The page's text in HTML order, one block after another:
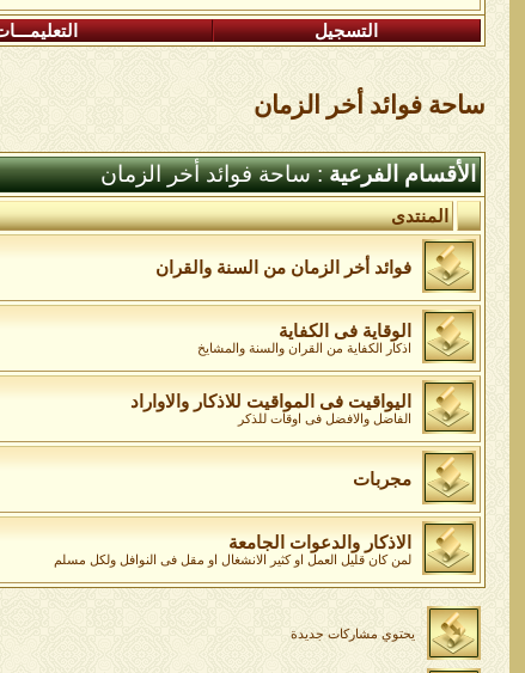
التسجيل
ساحة فوائد أخر الزمان
الأقسام الفرعية: ساحة فوائد أخر الزمان
المنتدى
فوائد أخر الزمان من السنة والقران
الوقاية فى الكفاية
اذكار الكفاية من القران والسنة والمشايخ
اليواقيت فى المواقيت للاذكار والاواراد
الفاضل والافضل فى اوقات للذكر
مجربات
الاذكار والدعوات الجامعة
لمن كان قليل العمل او كثير الانشغال او مقل فى النوافل ولكل مسلم
يحتوي مشاركات جديدة